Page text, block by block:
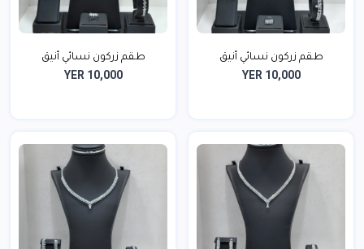
طـقم زركون نسائي أنيق
YER 10,000
طـقم زركون نسائي أنيق
YER 10,000